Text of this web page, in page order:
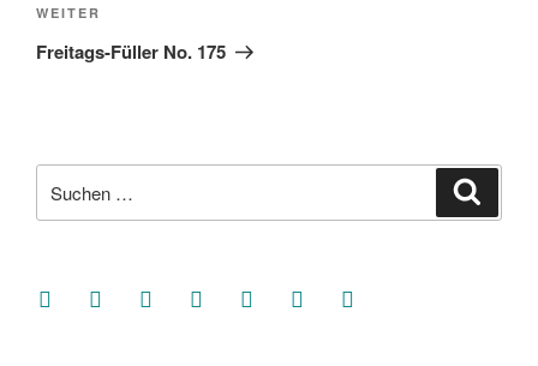
Nächster
Beitrag
WEITER
Freitags-Füller No. 175
nach:
facebooksoundcloud
twitter mastodoninstagramthreads goodreads